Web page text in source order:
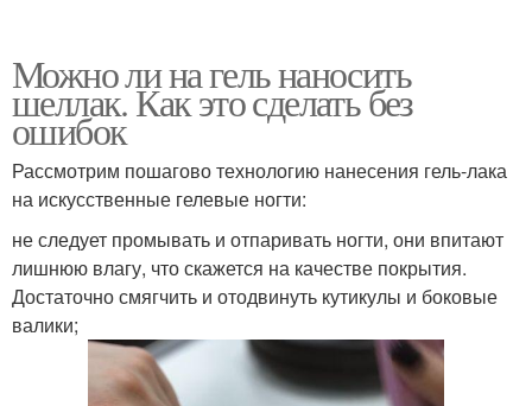
Можно ли на гель наносить
шеллак. Как это сделать без
ошибок
Рассмотрим пошагово технологию нанесения гель-лака
на искусственные гелевые ногти:
не следует промывать и отпаривать ногти, они впитают
лишнюю влагу, что скажется на качестве покрытия.
Достаточно смягчить и отодвинуть кутикулы и боковые
валики;